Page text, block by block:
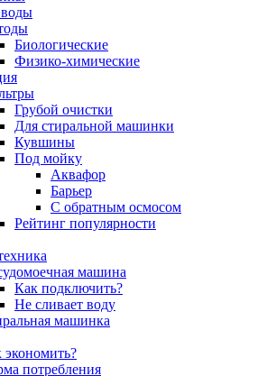
Биологические
Физико-химические
Грубой очистки
Для стиральной машинки
Кувшины
Под мойку
Аквафор
Барьер
С обратным осмосом
Рейтинг популярности
машина
Как подключить?
Не сливает воду
машинка
экономить?
потребления